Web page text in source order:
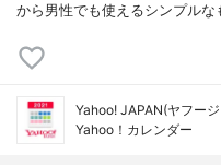
から男性でも使えるシンプル
Yahoo! JAPAN(ヤフー
Yahoo！カレンダー